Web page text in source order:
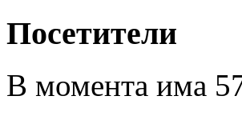
Посетители
В момента има